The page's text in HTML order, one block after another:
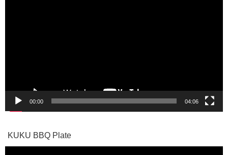
00:00 04:06
KUKU BBQ Plate